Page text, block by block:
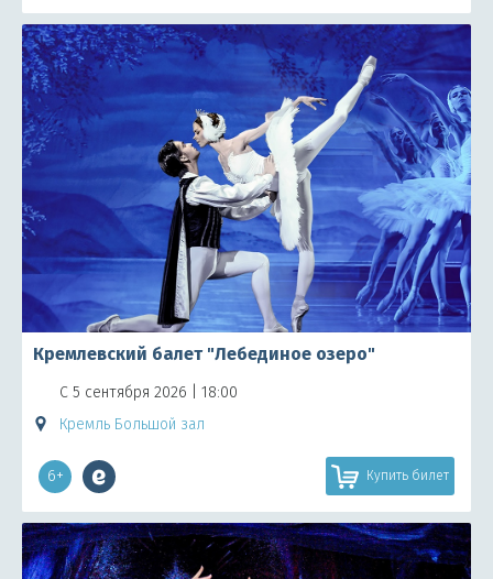
Кремлевский балет "Лебединое озеро"
С 5 сентября 2026 | 18:00
Кремль Большой зал
6+ Купить билет